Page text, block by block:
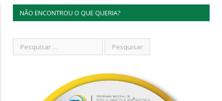
NÃO ENCONTROU O QUE QUERIA?